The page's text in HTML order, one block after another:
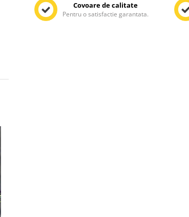
Covoare de calitate
Pentru o satisfactie garantata.